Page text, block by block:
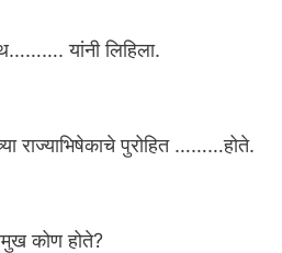
यांनी लिहिला.
राज्याभिषेकाचे पुरोहित ………होते.
कोण होते?